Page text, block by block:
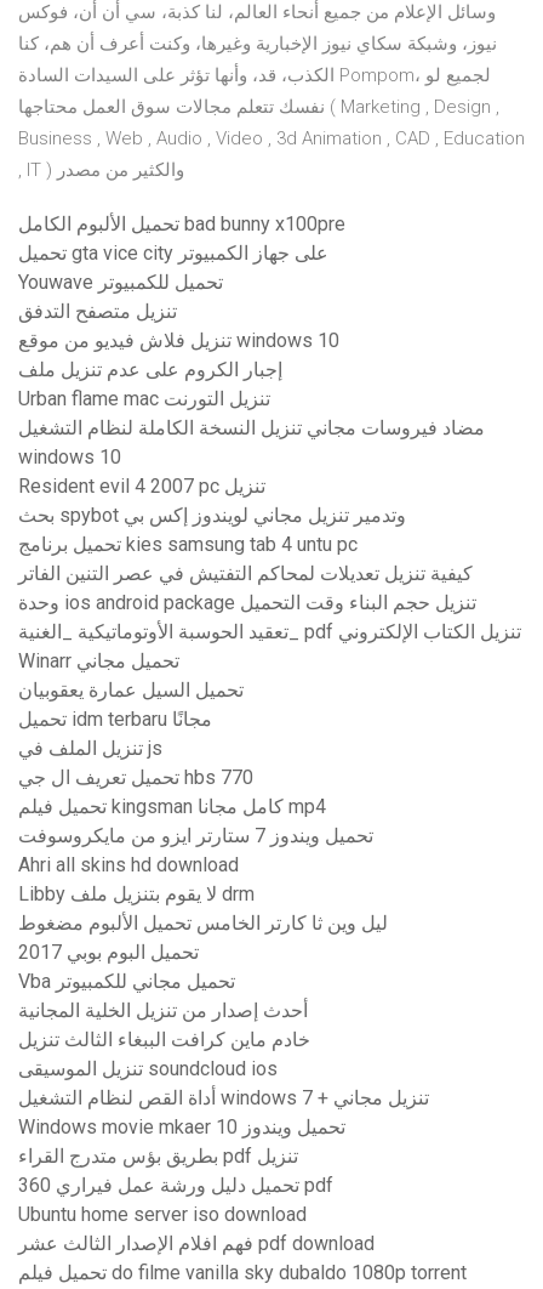
وسائل الإعلام من جميع أنحاء العالم، لنا كذبة، سي أن أن، فوكس
نيوز، وشبكة سكاي نيوز الإخبارية وغيرها، وكنت أعرف أن هم، كنا
الكذب، قد، وأنها تؤثر على السيدات السادة Pompom، لجميع لو
نفسك تتعلم مجالات سوق العمل محتاجها ( Marketing , Design ,
Business , Web , Audio , Video , 3d Animation , CAD , Education
, IT ) والكثير من مصدر
تحميل الألبوم الكامل bad bunny x100pre
تحميل gta vice city على جهاز الكمبيوتر
Youwave تحميل للكمبيوتر
تنزيل متصفح التدفق
تنزيل فلاش فيديو من موقع windows 10
إجبار الكروم على عدم تنزيل ملف
Urban flame mac تنزيل التورنت
مضاد فيروسات مجاني تنزيل النسخة الكاملة لنظام التشغيل
windows 10
Resident evil 4 2007 pc تنزيل
بحث spybot وتدمير تنزيل مجاني لويندوز إكس بي
تحميل برنامج kies samsung tab 4 untu pc
كيفية تنزيل تعديلات لمحاكم التفتيش في عصر التنين الفاتر
وحدة ios android package تنزيل حجم البناء وقت التحميل
تعقيد الحوسبة الأوتوماتيكية _الغنية_ pdf تنزيل الكتاب الإلكتروني
Winarr تحميل مجاني
تحميل السيل عمارة يعقوبيان
تحميل idm terbaru مجانًا
تنزيل الملف في js
تحميل تعريف ال جي hbs 770
تحميل فيلم kingsman كامل مجانا mp4
تحميل ويندوز 7 ستارتر ايزو من مايكروسوفت
Ahri all skins hd download
Libby لا يقوم بتنزيل ملف drm
ليل وين ثا كارتر الخامس تحميل الألبوم مضغوط
تحميل البوم بوبي 2017
Vba تحميل مجاني للكمبيوتر
أحدث إصدار من تنزيل الخلية المجانية
خادم ماين كرافت الببغاء الثالث تنزيل
تنزيل الموسيقى soundcloud ios
أداة القص لنظام التشغيل windows 7 + تنزيل مجاني
Windows movie mkaer تحميل ويندوز 10
بطريق بؤس متدرج القراء pdf تنزيل
تحميل دليل ورشة عمل فيراري 360 pdf
Ubuntu home server iso download
فهم افلام الإصدار الثالث عشر pdf download
تحميل فيلم do filme vanilla sky dubaldo 1080p torrent